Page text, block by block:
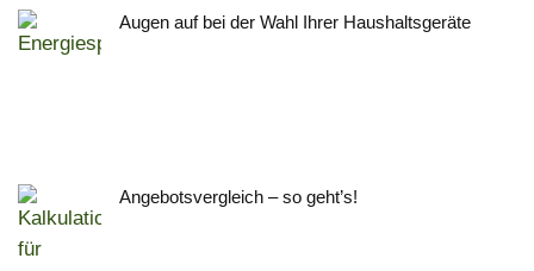
Augen auf bei der Wahl Ihrer Haushaltsgeräte
Angebotsvergleich – so geht’s!